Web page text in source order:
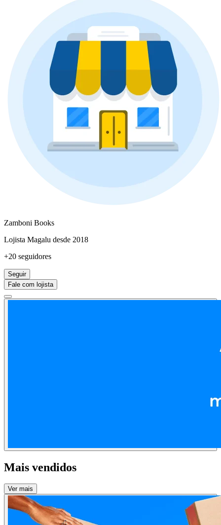
Zamboni Books
Lojista Magalu desde 2018
+20 seguidores
Seguir
Fale com lojista
Mais vendidos
Ver mais